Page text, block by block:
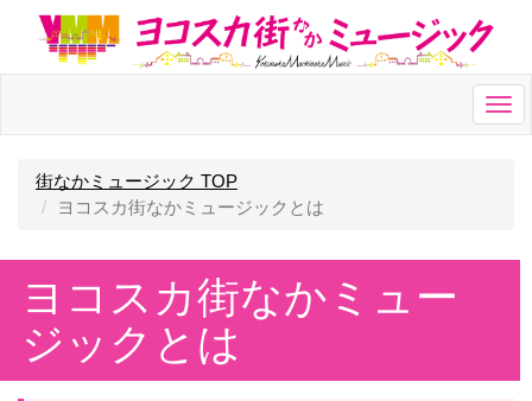
街なかミュージック TOP
ヨコスカ街なかミュージックとは
ヨコスカ街なかミュー
ジックとは